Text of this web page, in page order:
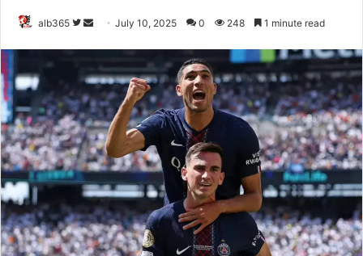
alb365
Follow
Send July 10, 2025 0 248 1 minute read